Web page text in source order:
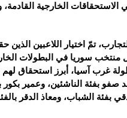
الخارجية القادمة،
تمّ اختيار اللاعبين الذين
منتخب سوريا في البطولات
غرب آسيا، أبرز استحقاق لهم
صفو بفئة الناشئين، وعمير بكور
بفئة الشباب، ومعاذ الدقر